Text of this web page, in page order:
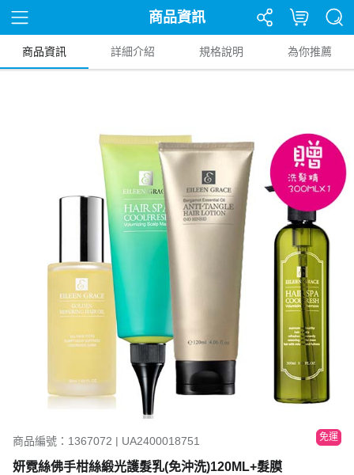
商品資訊
商品資訊 詳細介紹 規格說明 為你推薦
商品編號：1367072 | UA2400018751 免運
妍霓絲佛手柑絲緞光護髮乳(免沖洗)120ML+髮膜